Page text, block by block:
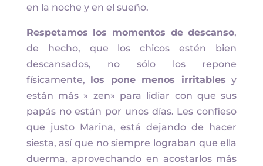
en la noche y en el sueño.
Respetamos los momentos de descanso,
de hecho, que los chicos estén bien
descansados, no sólo los repone
físicamente, los pone menos irritables y
están más » zen» para lidiar con que sus
papás no están por unos días. Les confieso
que justo Marina, está dejando de hacer
siesta, así que no siempre lograban que ella
duerma, aprovechando en acostarlos más